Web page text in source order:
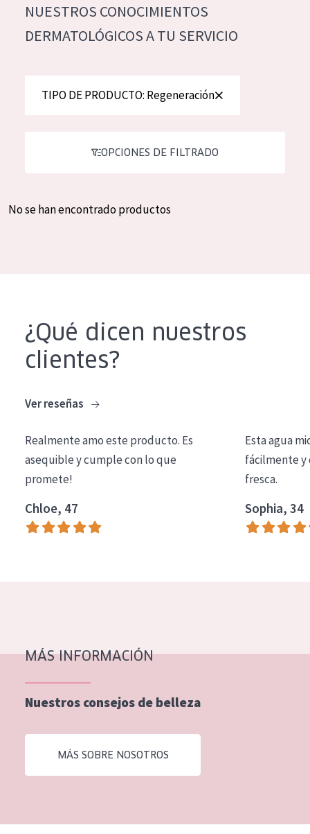
Hidratación y luminosidad
Reducción de arrugas
Firmeza
TIPO DE PRODUCTO
Crema de noche
COLECCIÓN
Essentials
Expert
TIPO DE PIEL
Piel sensible
Piel mixata o grasa
Todas las edades
German
Spanish
NUESTROS CONOCIMIENTOS
DERMATOLÓGICOS A TU SERVICIO
TIPO DE PRODUCTO: Regeneración
OPCIONES DE FILTRADO
No se han encontrado productos
¿Qué dicen nuestros
clientes?
Ver reseñas
Realmente amo este producto. Es
asequible y cumple con lo que
promete!
Chloe, 47
Esta agua
fácilmente y
fresca.
Sophia, 34
MÁS INFORMACIÓN
Nuestros consejos de belleza
MÁS SOBRE NOSOTROS